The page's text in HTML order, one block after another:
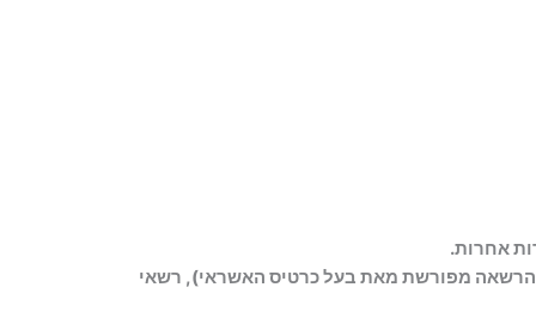
אחרות.
(או בעל הרשאה מפורשת מאת בעל כרטיס האשראי), רשאי